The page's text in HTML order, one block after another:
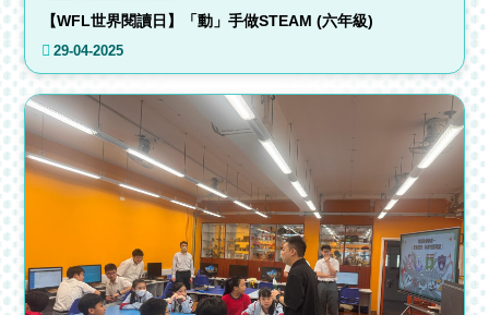
【WFL世界閱讀日】「動」手做STEAM (六年級)
29-04-2025